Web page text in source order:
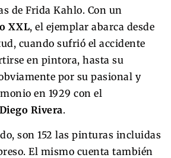
de Frida Kahlo. Con un
XXL, el ejemplar abarca desde
cuando sufrió el accidente
en pintora, hasta su
por su pasional y
en 1929 con el
Diego Rivera.
son 152 las pinturas incluidas
El mismo cuenta también